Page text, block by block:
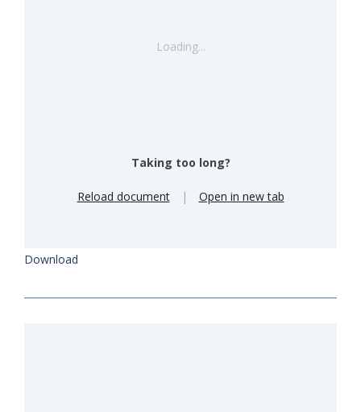
Loading...
Taking too long?
Reload document | Open in new tab
Download